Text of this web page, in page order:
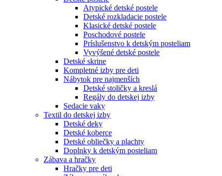
Atypické detské postele
Detské rozkladacie postele
Klasické detské postele
Poschodové postele
Príslušenstvo k detským posteliam
Vyvýšené detské postele
Detské skrine
Kompletné izby pre deti
Nábytok pre najmenších
Detské stoličky a kreslá
Regály do detskej izby
Sedacie vaky
Textil do detskej izby
Detské deky
Detské koberce
Detské obliečky a plachty
Doplnky k detským posteliam
Zábava a hračky
Hračky pre deti